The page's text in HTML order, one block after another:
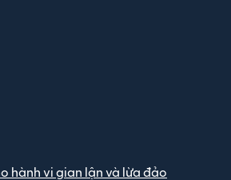
hành vi gian lận và lừa đảo